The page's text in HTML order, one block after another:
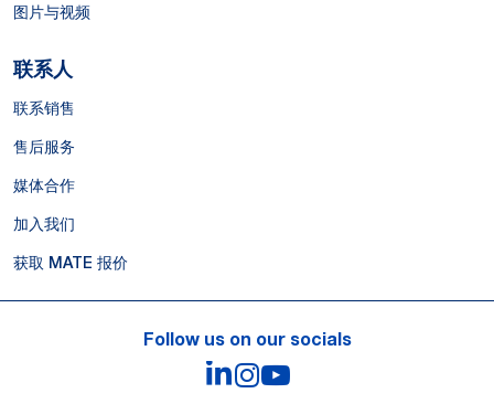
图片与视频
联系人
联系销售
售后服务
媒体合作
加入我们
获取 MATE 报价
Follow us on our socials
LinkedIn
Instagram